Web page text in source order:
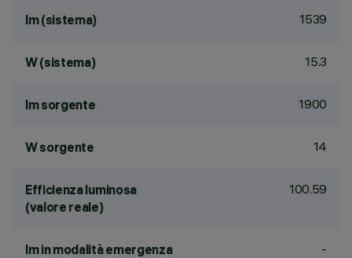
lm (sistema) 1539
W (sistema) 15.3
lm sorgente 1900
W sorgente 14
Efficienza luminosa
(valore reale)
100.59
lm in modalità emergenza -